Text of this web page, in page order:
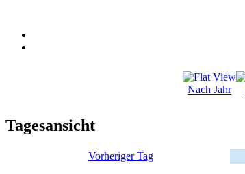
Nach Jahr
Tagesansicht
Vorheriger Tag